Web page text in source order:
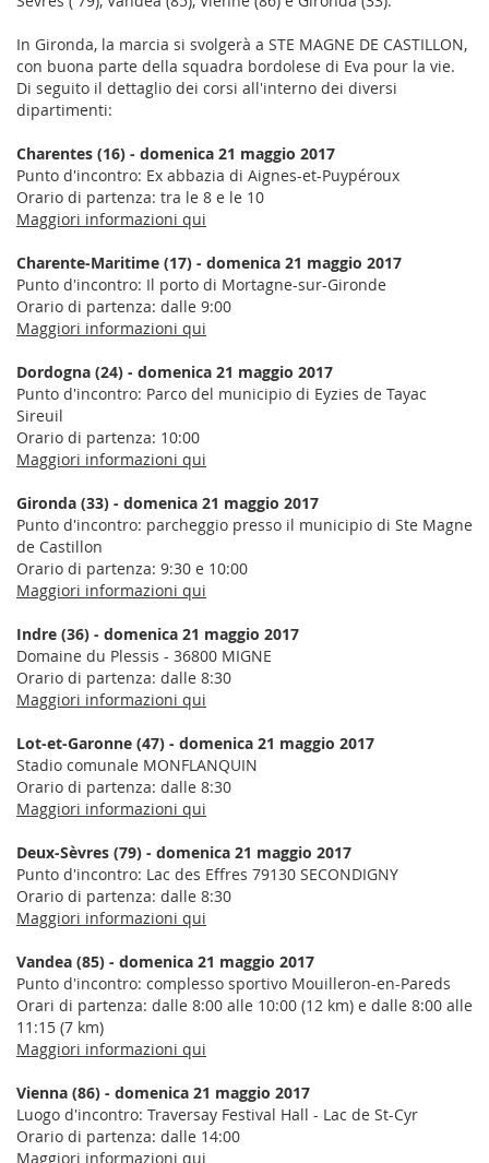
In Gironda, la marcia si svolgerà a STE MAGNE DE CASTILLON,
con buona parte della squadra bordolese di Eva pour la vie.
Di seguito il dettaglio dei corsi all'interno dei diversi
dipartimenti:
Charentes (16) - domenica 21 maggio 2017
Punto d'incontro: Ex abbazia di Aignes-et-Puypéroux
Orario di partenza: tra le 8 e le 10
Maggiori informazioni qui
Charente-Maritime (17) - domenica 21 maggio 2017
Punto d'incontro: Il porto di Mortagne-sur-Gironde
Orario di partenza: dalle 9:00
Maggiori informazioni qui
Dordogna (24) - domenica 21 maggio 2017
Punto d'incontro: Parco del municipio di Eyzies de Tayac
Sireuil
Orario di partenza: 10:00
Maggiori informazioni qui
Gironda (33) - domenica 21 maggio 2017
Punto d'incontro: parcheggio presso il municipio di Ste Magne
de Castillon
Orario di partenza: 9:30 e 10:00
Maggiori informazioni qui
Indre (36) - domenica 21 maggio 2017
Domaine du Plessis - 36800 MIGNE
Orario di partenza: dalle 8:30
Maggiori informazioni qui
Lot-et-Garonne (47) - domenica 21 maggio 2017
Stadio comunale MONFLANQUIN
Orario di partenza: dalle 8:30
Maggiori informazioni qui
Deux-Sèvres (79) - domenica 21 maggio 2017
Punto d'incontro: Lac des Effres 79130 SECONDIGNY
Orario di partenza: dalle 8:30
Maggiori informazioni qui
Vandea (85) - domenica 21 maggio 2017
Punto d'incontro: complesso sportivo Mouilleron-en-Pareds
Orari di partenza: dalle 8:00 alle 10:00 (12 km) e dalle 8:00 alle
11:15 (7 km)
Maggiori informazioni qui
Vienna (86) - domenica 21 maggio 2017
Luogo d'incontro: Traversay Festival Hall - Lac de St-Cyr
Orario di partenza: dalle 14:00
Maggiori informazioni qui